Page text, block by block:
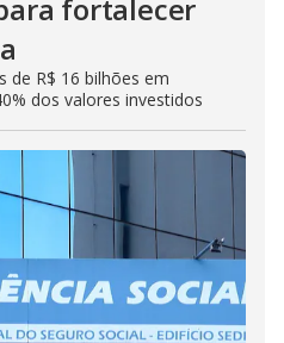
fortalecer
de R$ 16 bilhões em
dos valores investidos